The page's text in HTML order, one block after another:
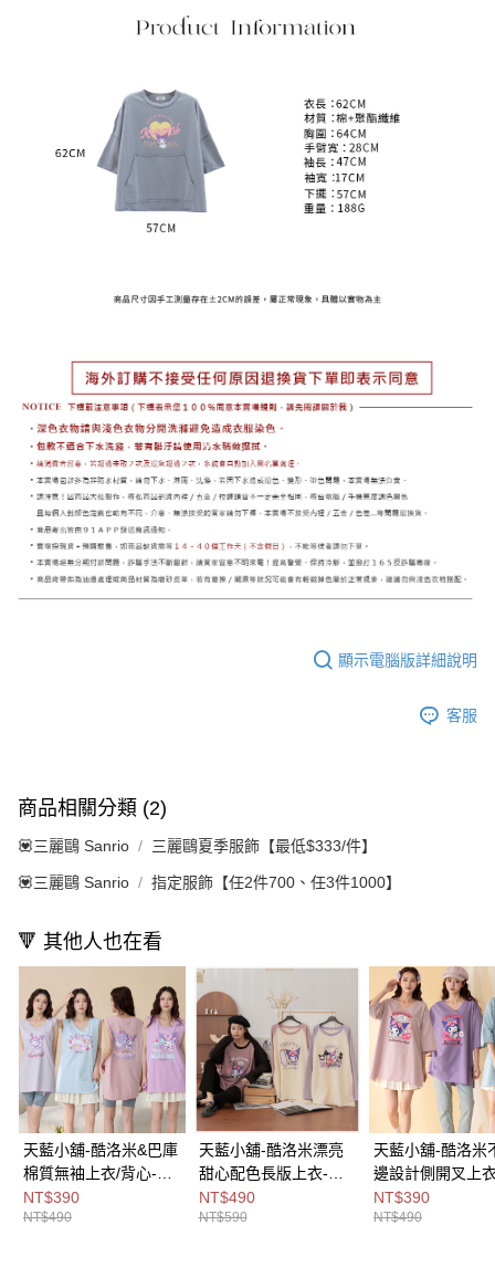
顯示電腦版詳細說明
客服
商品相關分類 (2)
💟三麗鷗 Sanrio 三麗鷗夏季服飾【最低$333/件】
💟三麗鷗 Sanrio 指定服飾【任2件700、任3件1000】
🔻 其他人也在看
天藍小舖-酷洛米&巴庫
棉質無袖上衣/背心-共
4
色-$490【A28280429
NT$390
NT$490
天藍小舖-酷洛米漂亮
甜心配色長版上衣-共3
色-$590【A28280413
】
NT$490
NT$590
天藍小舖-酷洛米
邊設計側開叉上
色-$490【
】
NT$390
NT$490